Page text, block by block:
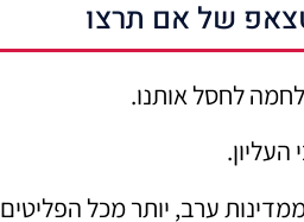
של אם תרצו
לחסל אותנו.
מ-900 אלף יהודים ממדינות ערב, יותר מכל הפליטים